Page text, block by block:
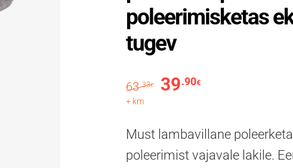
poleerimisketas
tugev
63.33€ Algne hind oli: 63.33€.
39.90€
+ km
Must lambavillane
poleerimist vajavale lakile.